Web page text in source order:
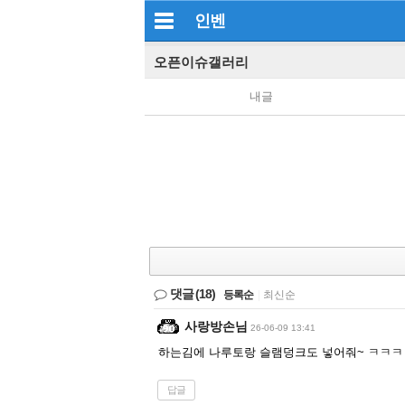
인벤
오픈이슈갤러리
내글
댓글(18) 등록순 최신순
사랑방손님 26-06-09 13:41
하는김에 나루토랑 슬램덩크도 넣어줘~ ㅋㅋㅋ
답글